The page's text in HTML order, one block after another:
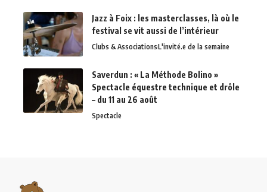
Jazz à Foix : les masterclasses, là où le
festival se vit aussi de l’intérieur
Clubs & AssociationsL'invité.e de la semaine
Saverdun : « La Méthode Bolino »
Spectacle équestre technique et drôle
– du 11 au 26 août
Spectacle